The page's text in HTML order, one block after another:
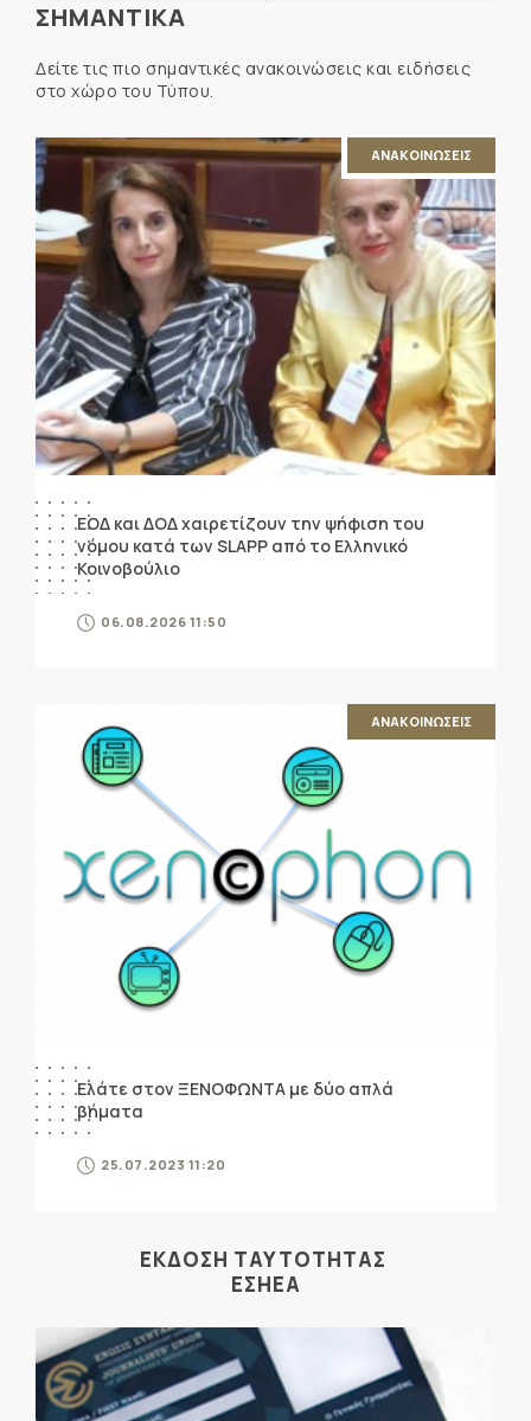
ΣΗΜΑΝΤΙΚΑ
Δείτε τις πιο σημαντικές ανακοινώσεις και ειδήσεις
στο χώρο του Τύπου.
ΑΝΑΚΟΙΝΩΣΕΙΣ
ΕΟΔ και ΔΟΔ χαιρετίζουν την ψήφιση του
νόμου κατά των SLAPP από το Ελληνικό
Κοινοβούλιο
06.08.2026 11:50
ΑΝΑΚΟΙΝΩΣΕΙΣ
Ελάτε στον ΞΕΝΟΦΩΝΤΑ με δύο απλά
βήματα
25.07.2023 11:20
ΕΚΔΟΣΗ ΤΑΥΤΟΤΗΤΑΣ
ΕΣΗΕΑ